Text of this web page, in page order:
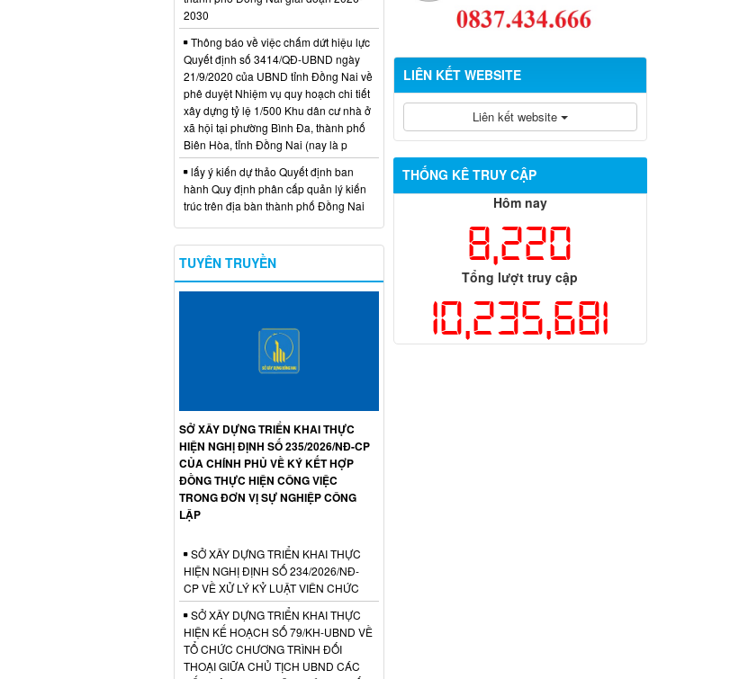
LIÊN KẾT WEBSITE
Liên kết website
THỐNG KÊ TRUY CẬP
Hôm nay
8,220
Tổng lượt truy cập
10,235,681
2030
Thông báo về việc chấm dứt hiệu lực
Quyết định số 3414/QĐ-UBND ngày
21/9/2020 của UBND tỉnh Đồng Nai về
phê duyệt Nhiệm vụ quy hoạch chi tiết
xây dựng tỷ lệ 1/500 Khu dân cư nhà ở
xã hội tại phường Bình Đa, thành phố
Biên Hòa, tỉnh Đồng Nai (nay là p
lấy ý kiến dự thảo Quyết định ban
hành Quy định phân cấp quản lý kiến
trúc trên địa bàn thành phố Đồng Nai
TUYÊN TRUYỀN
SỞ XÂY DỰNG TRIỂN KHAI THỰC
HIỆN NGHỊ ĐỊNH SỐ 235/2026/NĐ-CP
CỦA CHÍNH PHỦ VỀ KÝ KẾT HỢP
ĐỒNG THỰC HIỆN CÔNG VIỆC
TRONG ĐƠN VỊ SỰ NGHIỆP CÔNG
LẬP
SỞ XÂY DỰNG TRIỂN KHAI THỰC
HIỆN NGHỊ ĐỊNH SỐ 234/2026/NĐ-
CP VỀ XỬ LÝ KỶ LUẬT VIÊN CHỨC
SỞ XÂY DỰNG TRIỂN KHAI THỰC
HIỆN KẾ HOẠCH SỐ 79/KH-UBND VỀ
TỔ CHỨC CHƯƠNG TRÌNH ĐỐI
THOẠI GIỮA CHỦ TỊCH UBND CÁC